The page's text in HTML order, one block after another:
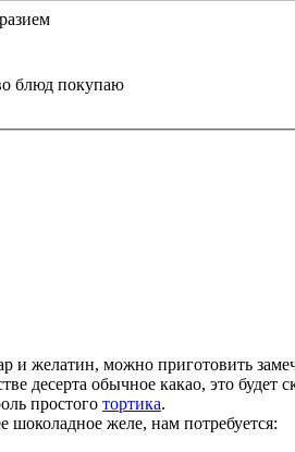
блюд покупаю
и желатин, можно приготовить
десерта обычное какао, это
простого тортика.
шоколадное желе, нам потребуется: